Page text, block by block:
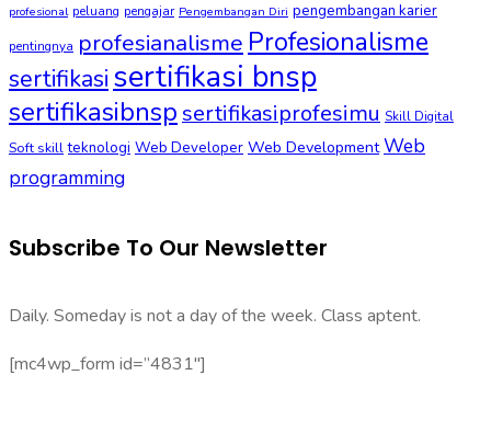
profesional peluang pengajar Pengembangan Diri pengembangan karier
pentingnya profesianalisme Profesionalisme
sertifikasi sertifikasi bnsp
sertifikasibnsp sertifikasiprofesimu Skill Digital
Soft skill teknologi Web Developer Web Development Web
programming
Subscribe To Our Newsletter
Daily. Someday is not a day of the week. Class aptent.
[mc4wp_form id=”4831″]